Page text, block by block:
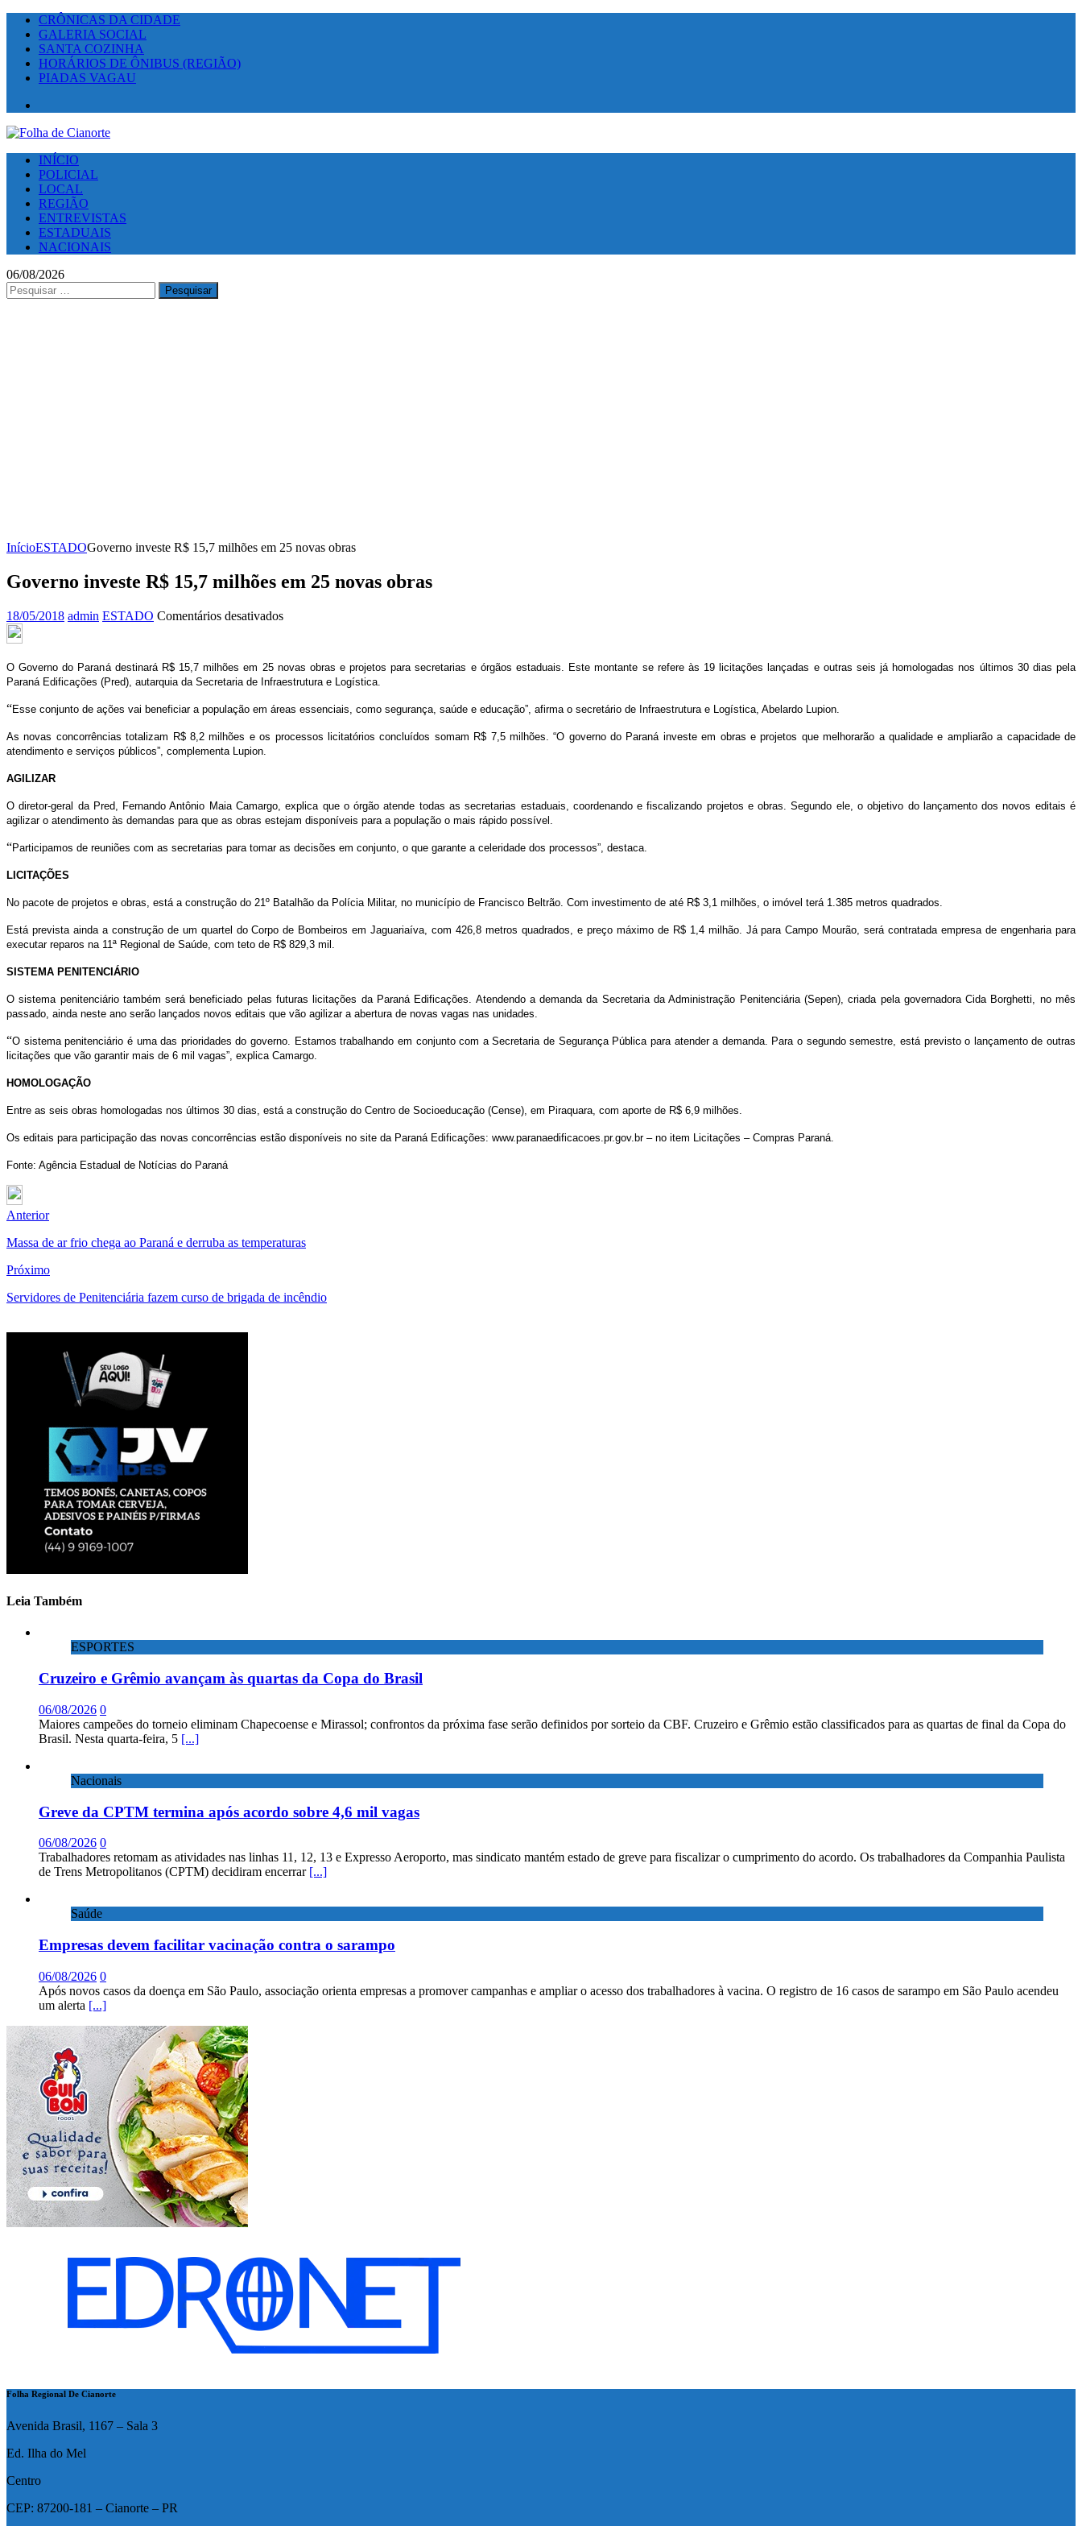
CRÔNICAS DA CIDADE
GALERIA SOCIAL
SANTA COZINHA
HORÁRIOS DE ÔNIBUS (REGIÃO)
PIADAS VAGAU
INÍCIO
POLICIAL
LOCAL
REGIÃO
ENTREVISTAS
ESTADUAIS
NACIONAIS
06/08/2026
Pesquisar
por:
InícioESTADOGoverno investe R$ 15,7 milhões em 25 novas obras
Governo investe R$ 15,7 milhões em 25 novas obras
18/05/2018 admin ESTADO Comentários desativadosem
15,7
milhões
25
O Governo do Paraná destinará R$ 15,7 milhões em 25 novas obras e projetos para secretarias e órgãos estaduais. Este montante se refere às 19 licitações lançadas e outras seis já homologadas nos últimos 30 dias pela
Paraná Edificações (Pred), autarquia da Secretaria de Infraestrutura e Logística.
“Esse conjunto de ações vai beneficiar a população em áreas essenciais, como segurança, saúde e educação”, afirma o secretário de Infraestrutura e Logística, Abelardo Lupion.
As novas concorrências totalizam R$ 8,2 milhões e os processos licitatórios concluídos somam R$ 7,5 milhões. “O governo do Paraná investe em obras e projetos que melhorarão a qualidade e ampliarão a capacidade de
atendimento e serviços públicos”, complementa Lupion.
AGILIZAR
O diretor-geral da Pred, Fernando Antônio Maia Camargo, explica que o órgão atende todas as secretarias estaduais, coordenando e fiscalizando projetos e obras. Segundo ele, o objetivo do lançamento dos novos editais é
agilizar o atendimento às demandas para que as obras estejam disponíveis para a população o mais rápido possível.
“Participamos de reuniões com as secretarias para tomar as decisões em conjunto, o que garante a celeridade dos processos”, destaca.
LICITAÇÕES
No pacote de projetos e obras, está a construção do 21º Batalhão da Polícia Militar, no município de Francisco Beltrão. Com investimento de até R$ 3,1 milhões, o imóvel terá 1.385 metros quadrados.
Está prevista ainda a construção de um quartel do Corpo de Bombeiros em Jaguariaíva, com 426,8 metros quadrados, e preço máximo de R$ 1,4 milhão. Já para Campo Mourão, será contratada empresa de engenharia para
executar reparos na 11ª Regional de Saúde, com teto de R$ 829,3 mil.
SISTEMA PENITENCIÁRIO
O sistema penitenciário também será beneficiado pelas futuras licitações da Paraná Edificações. Atendendo a demanda da Secretaria da Administração Penitenciária (Sepen), criada pela governadora Cida Borghetti, no mês
passado, ainda neste ano serão lançados novos editais que vão agilizar a abertura de novas vagas nas unidades.
“O sistema penitenciário é uma das prioridades do governo. Estamos trabalhando em conjunto com a Secretaria de Segurança Pública para atender a demanda. Para o segundo semestre, está previsto o lançamento de outras
licitações que vão garantir mais de 6 mil vagas”, explica Camargo.
HOMOLOGAÇÃO
Entre as seis obras homologadas nos últimos 30 dias, está a construção do Centro de Socioeducação (Cense), em Piraquara, com aporte de R$ 6,9 milhões.
Os editais para participação das novas concorrências estão disponíveis no site da Paraná Edificações: www.paranaedificacoes.pr.gov.br– no item Licitações – Compras Paraná.
Fonte: Agência Estadual de Notícias do Paraná
Anterior
Massa de ar frio chega ao Paraná e derruba as temperaturas
Próximo
Servidores de Penitenciária fazem curso de brigada de incêndio
Leia Também
ESPORTES
Cruzeiro e Grêmio avançam às quartas da Copa do Brasil
06/08/2026 0
Maiores campeões do torneio eliminam Chapecoense e Mirassol; confrontos da próxima fase serão definidos por sorteio da CBF. Cruzeiro e Grêmio estão classificados para as quartas de final da Copa do
Brasil. Nesta quarta-feira, 5 [...]
Nacionais
Greve da CPTM termina após acordo sobre 4,6 mil vagas
06/08/2026 0
Trabalhadores retomam as atividades nas linhas 11, 12, 13 e Expresso Aeroporto, mas sindicato mantém estado de greve para fiscalizar o cumprimento do acordo. Os trabalhadores da Companhia Paulista
de Trens Metropolitanos (CPTM) decidiram encerrar [...]
Saúde
Empresas devem facilitar vacinação contra o sarampo
06/08/2026 0
Após novos casos da doença em São Paulo, associação orienta empresas a promover campanhas e ampliar o acesso dos trabalhadores à vacina. O registro de 16 casos de sarampo em São Paulo acendeu
um alerta [...]
Folha Regional De Cianorte
Avenida Brasil, 1167 – Sala 3
Ed. Ilha do Mel
Centro
CEP: 87200-181 – Cianorte – PR